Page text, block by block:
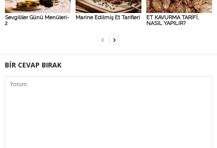
Sevgililer Günü Menüleri-
2
Marine Edilmiş Et Tarifleri
ET KAVURMA TARİFİ,
NASIL YAPILIR?
BİR CEVAP BIRAK